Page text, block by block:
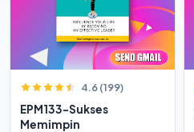
4.6 (199)
EPM133-Sukses
Memimpin